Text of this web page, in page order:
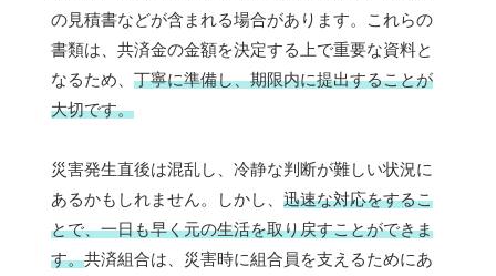
の見積書などが含まれる場合があります。これらの
書類は、共済金の金額を決定する上で重要な資料と
なるため、 丁寧に準備し、期限内に提出することが
大切です。
災害発生直後は混乱し、冷静な判断が難しい状況に
あるかもしれません。しかし、 迅速な対応をするこ
とで、一日も早く元の生活を取り戻すことができま
す。共済組合は、災害時に組合員を支えるためにあ